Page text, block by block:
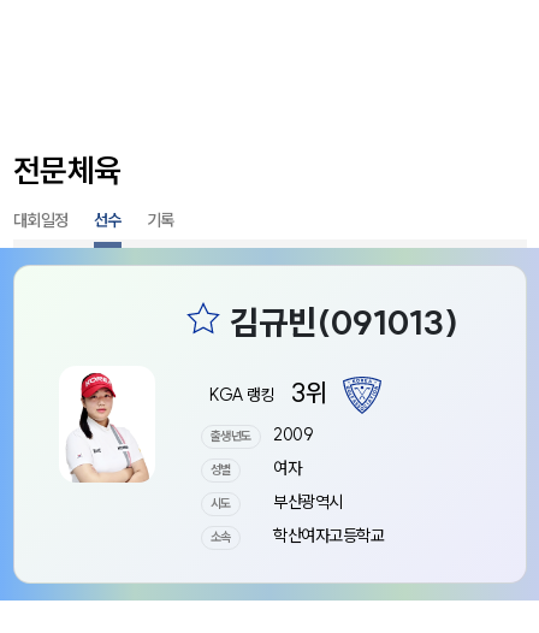
전문체육
대회일정 선수 기록
KGA 랭킹 3위
출생년도 2009
성별 여자
시도 부산광역시
소속 학산여자고등학교